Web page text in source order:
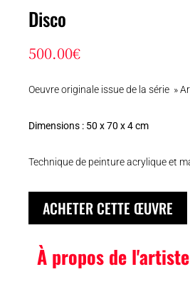
Disco
500.00€
Oeuvre originale issue de la série »
Dimensions : 50 x 70 x 4 cm
Technique de peinture acrylique et
ACHETER CETTE ŒUVRE
À propos de l'artiste